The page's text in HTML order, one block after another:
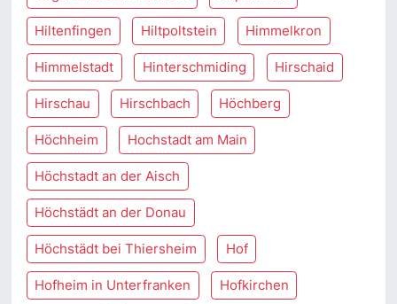
Hiltenfingen Hiltpoltstein Himmelkron
Himmelstadt Hinterschmiding Hirschaid
Hirschau Hirschbach Höchberg
Höchheim Hochstadt am Main
Höchstadt an der Aisch
Höchstädt an der Donau
Höchstädt bei Thiersheim Hof
Hofheim in Unterfranken Hofkirchen